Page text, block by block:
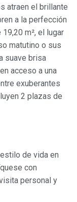
atraen el brillante
a la perfección
m², el lugar
matutino o sus
suave brisa
acceso a una
exuberantes
2 plazas de
de vida en
con
personal y
del
web. La
cookies se
web para la
los usuarios con
de los
Permiten
usuario para
para ofrecer una
usuario.